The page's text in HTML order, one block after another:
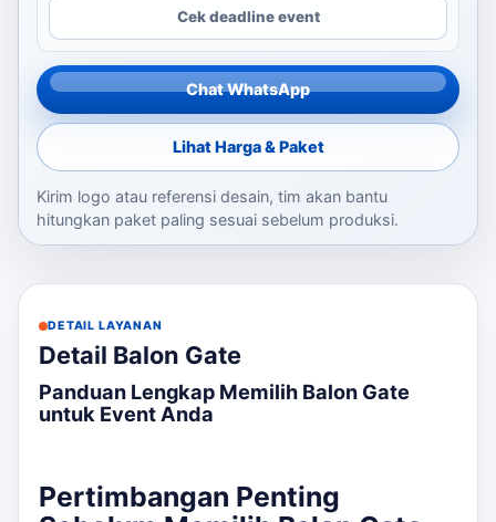
Cek deadline event
Chat WhatsApp
Lihat Harga & Paket
Kirim logo atau referensi desain, tim akan bantu
hitungkan paket paling sesuai sebelum produksi.
DETAIL LAYANAN
Detail Balon Gate
Panduan Lengkap Memilih Balon Gate
untuk Event Anda
Pertimbangan Penting